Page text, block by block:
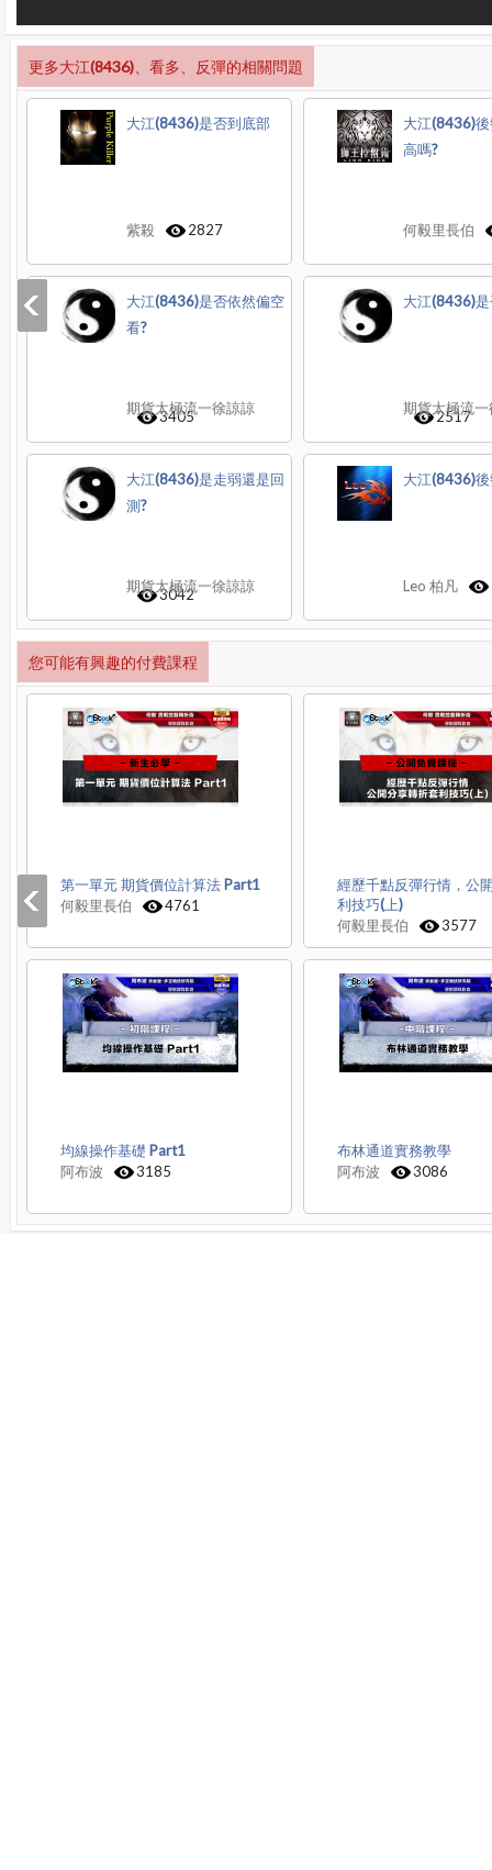
更多大江(8436)、看多、反彈的相關問題
大江(8436)是否到底部
紫殺 2827
大江(8436)
高嗎?
何毅里長伯
大江(8436)是否依然偏空
看?
期貨太極流一徐諒諒
3405
大江(8436)
期貨太極流
2517
大江(8436)是走弱還是回
測?
期貨太極流一徐諒諒
3042
大江(8436)
Leo 柏凡
您可能有興趣的付費課程
第一單元 期貨價位計算法 Part1
何毅里長伯
4761
經歷千點反彈行情，公
利技巧(上)
何毅里長伯
3577
均線操作基礎 Part1
阿布波
3185
布林通道實務教學
阿布波
3086